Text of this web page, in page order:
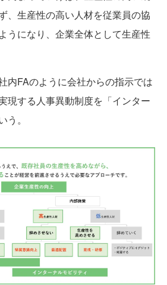
、生産性の高い人材を従業員の協
うになり、企業全体として生産性
内FAのように会社からの指示では
現する人事異動制度を「インター
。